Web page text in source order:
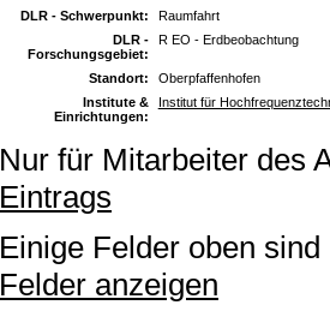
DLR - Schwerpunkt:
Raumfahrt
DLR -
Forschungsgebiet:
R EO - Erdbeobachtung
Standort:
Oberpfaffenhofen
Institute &
Einrichtungen:
Institut für
Nur für Mitarbeiter des
Eintrags
Einige Felder oben
Felder anzeigen